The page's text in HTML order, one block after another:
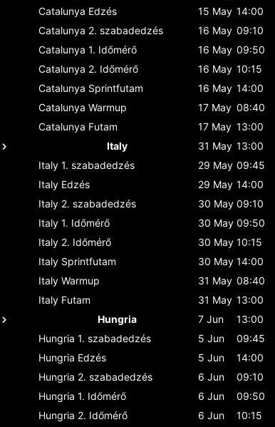
Catalunya Edzés 15 May 14:00
Catalunya 2. szabadedzés 16 May 09:10
Catalunya 1. Időmérő 16 May 09:50
Catalunya 2. Időmérő 16 May 10:15
Catalunya Sprintfutam 16 May 14:00
Catalunya Warmup 17 May 08:40
Catalunya Futam 17 May 13:00
Italy
31 May 13:00
Italy 1. szabadedzés 29 May 09:45
Italy Edzés 29 May 14:00
Italy 2. szabadedzés 30 May 09:10
Italy 1. Időmérő 30 May 09:50
Italy 2. Időmérő 30 May 10:15
Italy Sprintfutam 30 May 14:00
Italy Warmup 31 May 08:40
Italy Futam 31 May 13:00
Hungria
7 Jun
13:00
Hungria 1. szabadedzés 5 Jun
09:45
Hungria Edzés 5 Jun
14:00
Hungria 2. szabadedzés 6 Jun
09:10
Hungria 1. Időmérő 6 Jun
09:50
Hungria 2. Időmérő 6 Jun
10:15